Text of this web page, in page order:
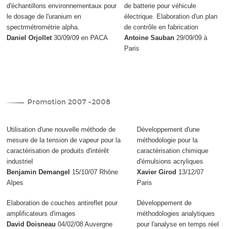
d'échantillons environnementaux pour
le dosage de l'uranium en
spectrmétrométrie alpha.
Daniel Orjollet30/09/09 en PACA
de batterie pour véhicule
électrique. Elaboration d'un plan
de contrôle en fabrication
Antoine Sauban 29/09/09 à
Paris
Promotion 2007 -2008
Utilisation d'une nouvelle méthode de
mesure de la tension de vapeur pour la
caractérisation de produits d'intérêt
industriel
Benjamin Demangel 15/10/07 Rhône
Alpes
Elaboration de couches antireflet pour
amplificateurs d'images
David Doisneau 04/02/08 Auvergne
Développement d'une
méthodologie pour la
caractérisation chimique
d'émulsions acryliques
Xavier Girod 13/12/07
Paris
Développement de
méthodologies analytiques
pour l'analyse en temps réel